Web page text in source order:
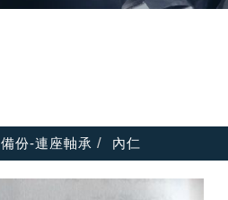
備份-連座軸承 內仁